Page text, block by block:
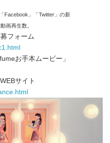
Facebook」「Twitter」の新
画再生数。
フォーム
お手本ムービー」
サイト